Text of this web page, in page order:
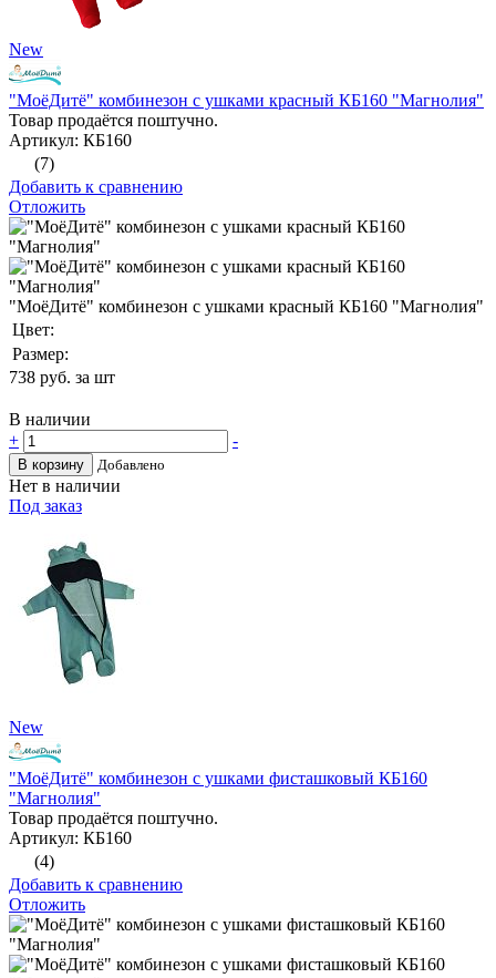
New
"МоёДитё" комбинезон с ушками красный КБ160 "Магнолия"
Товар продаётся поштучно.
Артикул: КБ160
(7)
Добавить к сравнению
Отложить
"МоёДитё" комбинезон с ушками красный КБ160 "Магнолия"
Цвет:
Размер:
738 руб. за шт
В наличии
+
-
В корзину Добавлено
Нет в наличии
Под заказ
New
"МоёДитё" комбинезон с ушками фисташковый КБ160
"Магнолия"
Товар продаётся поштучно.
Артикул: КБ160
(4)
Добавить к сравнению
Отложить